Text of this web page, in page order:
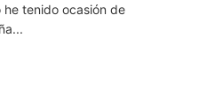
tenido ocasión de